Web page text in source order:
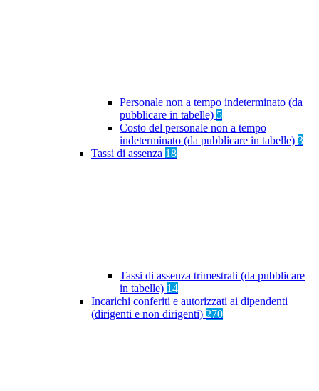
Personale non a tempo indeterminato (da
pubblicare in tabelle) 5
Costo del personale non a tempo
indeterminato (da pubblicare in tabelle) 3
Tassi di assenza 18
Tassi di assenza trimestrali (da pubblicare
in tabelle) 14
Incarichi conferiti e autorizzati ai dipendenti
(dirigenti e non dirigenti) 270